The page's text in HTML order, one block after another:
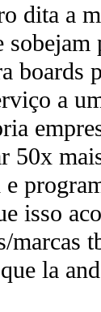
dita a
boards
a
50x
isso
marcas
la